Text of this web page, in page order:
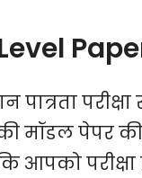
पात्रता
मॉडल पेपर
आपको